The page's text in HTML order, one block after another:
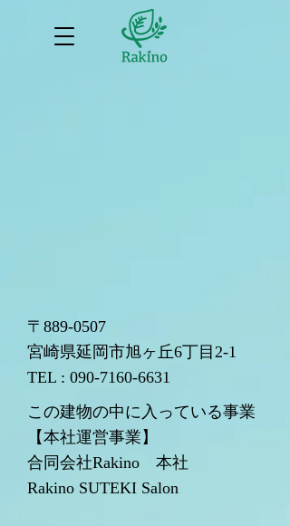
〒889-0507
宮崎県延岡市旭ヶ丘6丁目2-1
TEL : 090‐7160‐6631
この建物の中に入っている事業
【本社運営事業】
合同会社Rakino 本社
Rakino SUTEKI Salon